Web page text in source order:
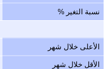
نسبة التغير %
الأعلى خلال شهر
الأقل خلال شهر